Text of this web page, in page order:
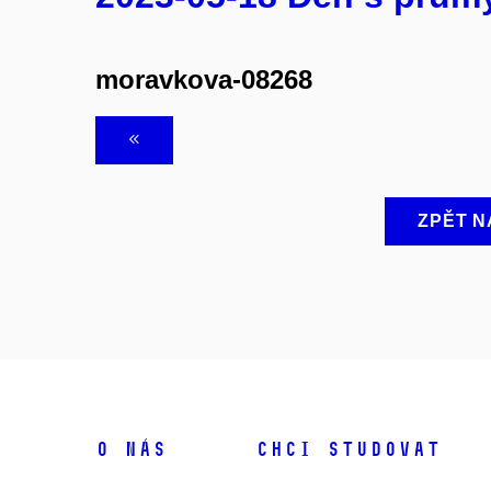
moravkova-08268
ZPĚT
O NÁS CHCI STUDOVAT